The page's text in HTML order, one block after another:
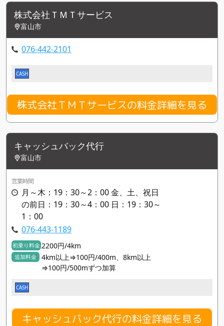
株式会社ＴＭＴサービス
富山市
076-442-2101
CASH
株式会社ＴＭＴサービスの料金詳細を見る
キャッシュバック代行
富山市
営業時間
月～木：19：30～2：00 金、土、祝日
の前日：19：30～4：00 日：19：30～
1：00
076-443-1189
初乗り料金 2200円/4km
追加料金
4km以上⇒100円/400m、8km以上
⇒100円/500mずつ加算
CASH
キャッシュバック代行の料金詳細を見る